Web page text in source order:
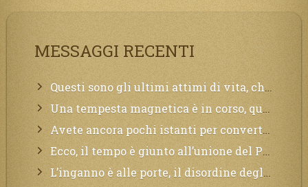
MESSAGGI RECENTI
Questi sono gli ultimi attimi di vita, chi si vuole salvare Mi chiami in suo aiuto.
Una tempesta magnetica è in corso, questa generazione patirà. Il black out non tarderà ad arrivare e tutta la Terra sarà oscurata.
Avete ancora pochi istanti per convertirvi, non perdete tempo, la sciagura arriverà all’improvviso e per chi non si sarà preparato saranno dolori.
Ecco, il tempo è giunto all’unione del Padre con il figlio, non avete che da attendere pochissimo.
L’inganno è alle porte, il disordine degli ordinati urlerà perdono, ma sarà troppo tardi, il tradimento è stato grande!